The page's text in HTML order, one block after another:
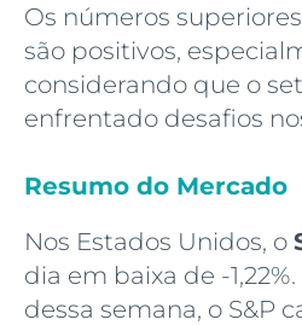
Os números
são positivos,
considerando que o
enfrentado desafios
Resumo do Mercado
Nos Estados Unidos, o
dia em baixa de -
dessa semana, o S&P